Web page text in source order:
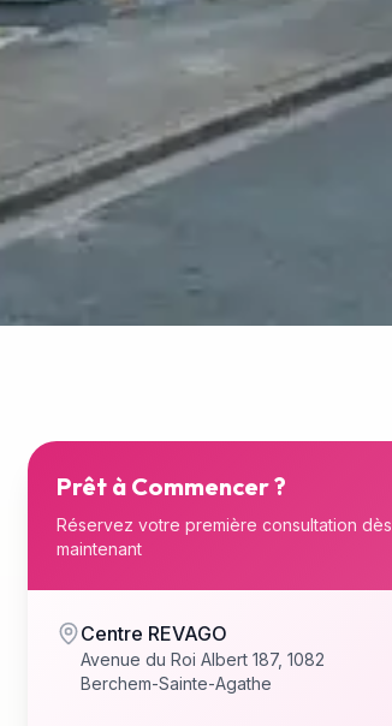
Prêt à Commencer ?
Réservez votre première consultation dès
maintenant
Centre REVAGO
Avenue du Roi Albert 187, 1082
Berchem-Sainte-Agathe